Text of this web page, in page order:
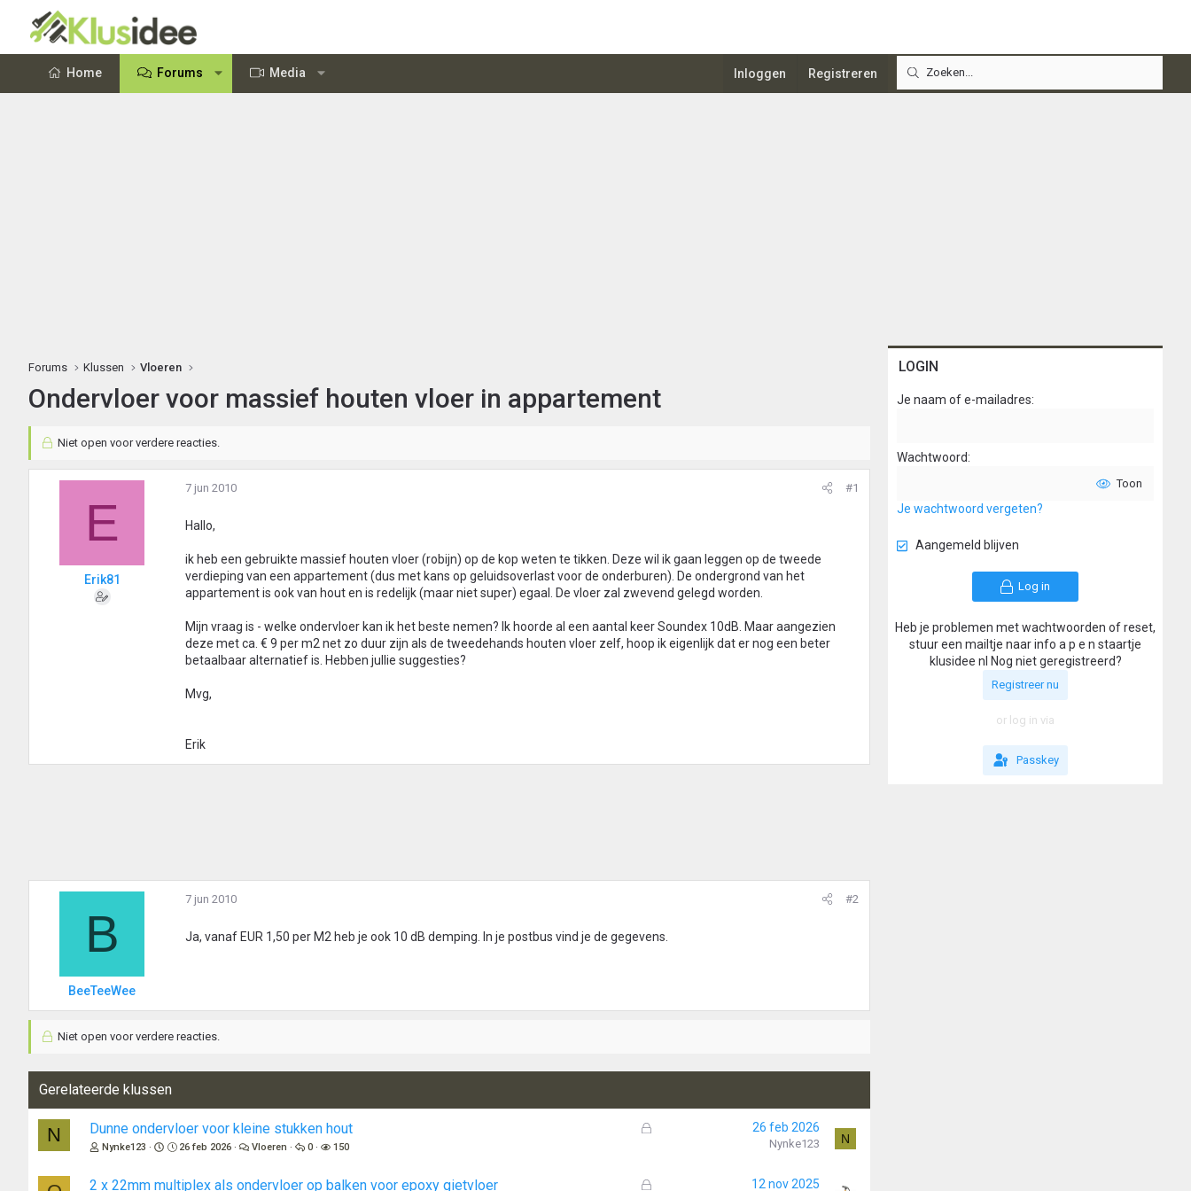
Home Forums Media Inloggen Registreren
Forums Klussen Vloeren
Ondervloer voor massief houten vloer in appartement
Niet open voor verdere reacties.
E
Erik81
7 jun 2010 #1
Hallo,
ik heb een gebruikte massief houten vloer (robijn) op de kop weten te tikken. Deze wil ik gaan leggen op de tweede
verdieping van een appartement (dus met kans op geluidsoverlast voor de onderburen). De ondergrond van het
appartement is ook van hout en is redelijk (maar niet super) egaal. De vloer zal zwevend gelegd worden.
Mijn vraag is - welke ondervloer kan ik het beste nemen? Ik hoorde al een aantal keer Soundex 10dB. Maar aangezien
deze met ca. € 9 per m2 net zo duur zijn als de tweedehands houten vloer zelf, hoop ik eigenlijk dat er nog een beter
betaalbaar alternatief is. Hebben jullie suggesties?
Mvg,
Erik
B
BeeTeeWee
7 jun 2010 #2
Ja, vanaf EUR 1,50 per M2 heb je ook 10 dB demping. In je postbus vind je de gegevens.
Niet open voor verdere reacties.
Gerelateerde klussen
N
G
Dunne ondervloer voor kleine stukken hout
Nynke123 26 feb 2026 Vloeren 0 150
26 feb 2026
Nynke123 N
G
2 x 22mm multiplex als ondervloer op balken voor epoxy gietvloer 12 nov 2025
LOGIN
Je naam of e-mailadres
Wachtwoord
Toon
Je wachtwoord vergeten?
Aangemeld blijven
Log in
Heb je problemen met wachtwoorden of reset,
stuur een mailtje naar info a p e n staartje
klusidee nl Nog niet geregistreerd?
Registreer nu
or log in via
Passkey